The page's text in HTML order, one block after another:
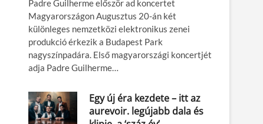
Padre Guilherme először ad koncertet
Magyarországon Augusztus 20-án két
különleges nemzetközi elektronikus zenei
produkció érkezik a Budapest Park
nagyszínpadára. Első magyarországi koncertjét
adja Padre Guilherme…
Egy új éra kezdete – itt az
aurevoir. legújabb dala és